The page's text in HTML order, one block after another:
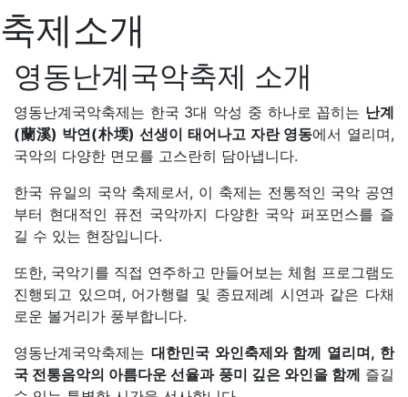
축제소개
영동난계국악축제 소개
영동난계국악축제는 한국 3대 악성 중 하나로 꼽히는 난계
(蘭溪) 박연(朴堧) 선생이 태어나고 자란 영동에서 열리며,
국악의 다양한 면모를 고스란히 담아냅니다.
한국 유일의 국악 축제로서, 이 축제는 전통적인 국악 공연
부터 현대적인 퓨전 국악까지 다양한 국악 퍼포먼스를 즐
길 수 있는 현장입니다.
또한, 국악기를 직접 연주하고 만들어보는 체험 프로그램도
진행되고 있으며, 어가행렬 및 종묘제례 시연과 같은 다채
로운 볼거리가 풍부합니다.
영동난계국악축제는 대한민국 와인축제와 함께 열리며, 한
국 전통음악의 아름다운 선율과 풍미 깊은 와인을 함께 즐길